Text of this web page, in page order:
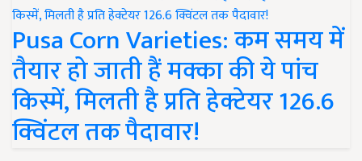
Pusa Corn Varieties: कम समय में
तैयार हो जाती हैं मक्का की ये पांच
किस्में, मिलती है प्रति हेक्टेयर 126.6
क्विंटल तक पैदावार!